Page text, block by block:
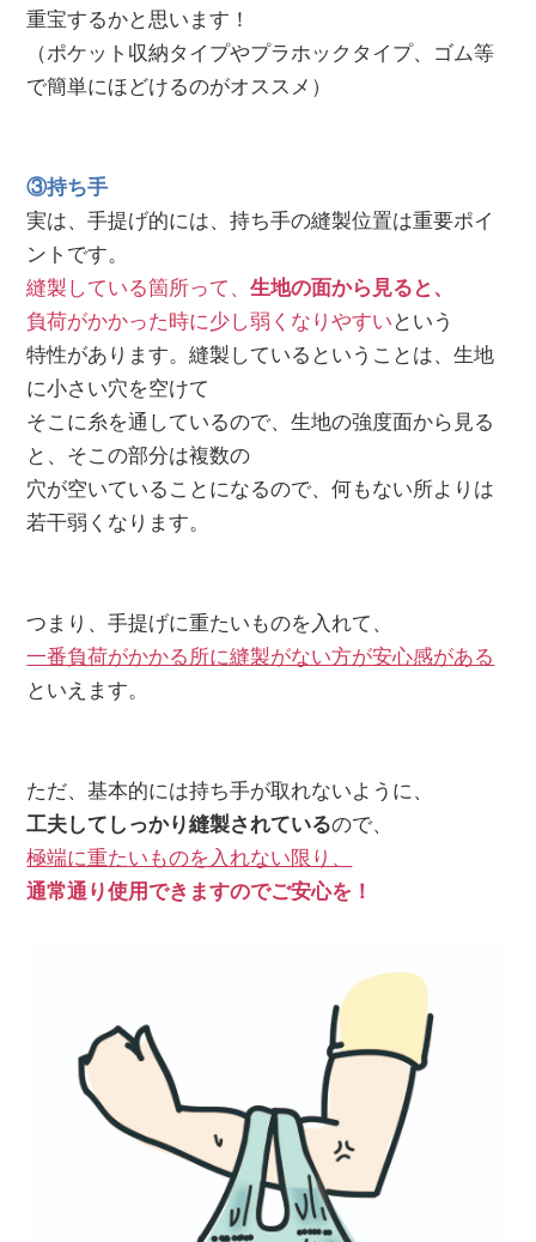
重宝するかと思います！
（ポケット収納タイプやプラホックタイプ、ゴム等
で簡単にほどけるのがオススメ）
③持ち手
実は、手提げ的には、持ち手の縫製位置は重要ポイ
ントです。
縫製している箇所って、生地の面から見ると、
負荷がかかった時に少し弱くなりやすい という
特性があります。縫製しているということは、生地
に小さい穴を空けて
そこに糸を通しているので、生地の強度面から見る
と、そこの部分は複数の
穴が空いていることになるので、何もない所よりは
若干弱くなります。
つまり、手提げに重たいものを入れて、
一番負荷がかかる所に縫製がない方が安心感がある
といえます。
ただ、基本的には持ち手が取れないように、
工夫してしっかり縫製されているので、
極端に重たいものを入れない限り、
通常通り使用できますのでご安心を！